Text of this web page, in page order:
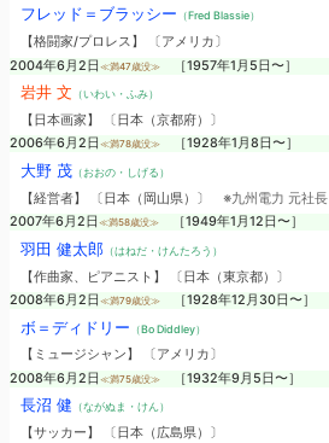
フレッド＝ブラッシー （Fred Blassie）
【格闘家/プロレス】 〔アメリカ〕
2004年6月2日 ≪満47歳没≫ ［1957年1月5日〜］
岩井 文 （いわい・ふみ）
【日本画家】 〔日本（京都府）〕
2006年6月2日 ≪満78歳没≫ ［1928年1月8日〜］
大野 茂（おおの・しげる）
【経営者】 〔日本（岡山県）〕 ※九州電力 元社長
2007年6月2日 ≪満58歳没≫ ［1949年1月12日〜］
羽田 健太郎（はねだ・けんたろう）
【作曲家、ピアニスト】 〔日本（東京都）〕
2008年6月2日 ≪満79歳没≫ ［1928年12月30日〜］
ボ＝ディドリー （Bo Diddley）
【ミュージシャン】 〔アメリカ〕
2008年6月2日 ≪満75歳没≫ ［1932年9月5日〜］
長沼 健 （ながぬま・けん）
【サッカー】 〔日本（広島県）〕